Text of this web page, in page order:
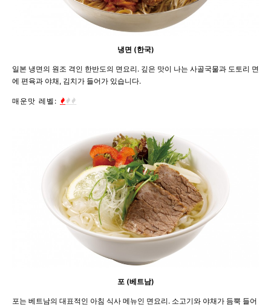
냉면 (한국)
일본 냉면의 원조 격인 한반도의 면요리. 깊은 맛이 나는 사골국물과 도토리 면
에 편육과 야채, 김치가 들어가 있습니다.
매운맛 레벨:
포 (베트남)
포는 베트남의 대표적인 아침 식사 메뉴인 면요리. 소고기와 야채가 듬뿍 들어